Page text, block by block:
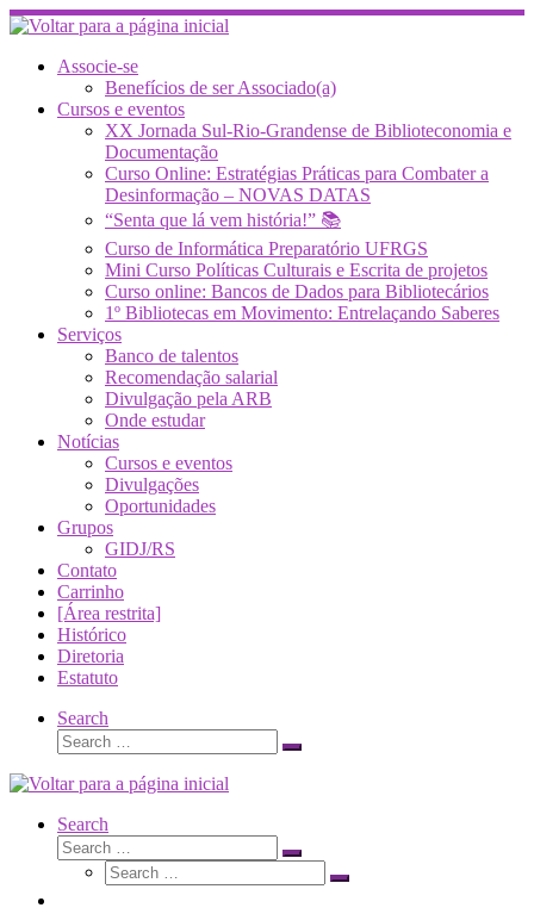
Skip
to
contentAssocie-se
Benefícios de ser Associado(a)
Cursos e eventos
XX Jornada Sul-Rio-Grandense de Biblioteconomia e
Documentação
Curso Online: Estratégias Práticas para Combater a
Desinformação – NOVAS DATAS
“Senta que lá vem história!” 📚
Curso de Informática Preparatório UFRGS
Mini Curso Políticas Culturais e Escrita de projetos
Curso online: Bancos de Dados para Bibliotecários
1º Bibliotecas em Movimento: Entrelaçando Saberes
Serviços
Banco de talentos
Recomendação salarial
Divulgação pela ARB
Onde estudar
Notícias
Cursos e eventos
Divulgações
Oportunidades
Grupos
GIDJ/RS
Contato
Carrinho
[Área restrita]
Histórico
Diretoria
Estatuto
Search
Search
Search
Search
Search
Search
Search
Search